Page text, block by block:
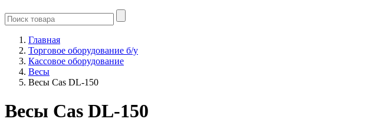
Главная
Торговое оборудование б/у
Кассовое оборудование
Весы
Весы Cas DL-150
Весы Cas DL-150